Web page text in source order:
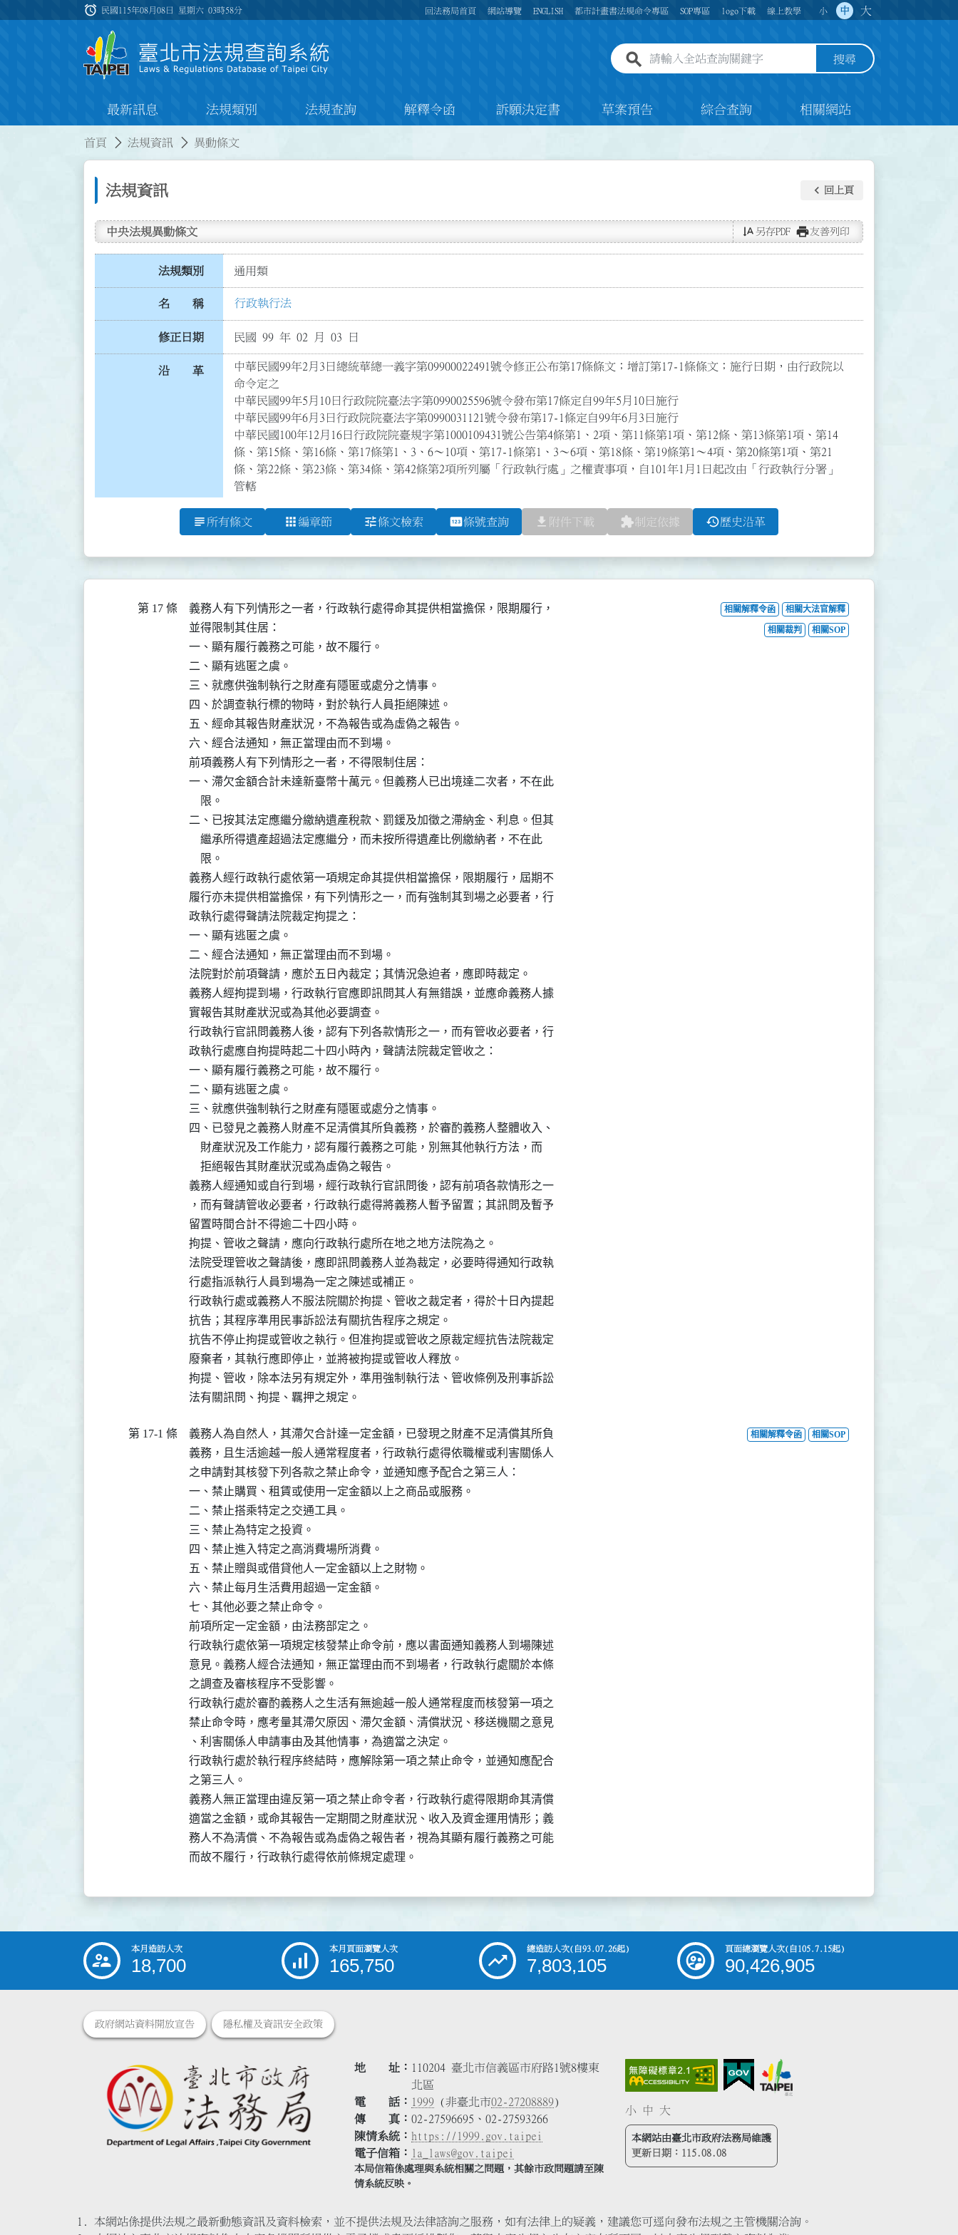
:::
alarm 民國115年08月08日 星期六03時58分 回法務局首頁 網站導覽 ENGLISH 都市計畫書法規命令專區 SOP專區 logo下載 線上教學 小 中 大
全站查詢關鍵字欄位 搜尋
最新訊息 法規類別 法規查詢 解釋令函 訴願決定書 草案預告 綜合查詢 相關網站
首頁 法規資訊 異動條文
法規資訊 keyboard_arrow_left 回上頁
中央法規異動條文 text_rotate_vertical 另存PDF print友善列印
法規類別 通用類
名 稱 行政執行法
修正日期 民國 99 年 02 月 03 日
沿 革
中華民國99年2月3日總統華總一義字第09900022491號令修正公布第17條條文；增訂第17-1條條文；施行日期，由行政院以
命令定之
中華民國99年5月10日行政院院臺法字第0990025596號令發布第17條定自99年5月10日施行
中華民國99年6月3日行政院院臺法字第0990031121號令發布第17-1條定自99年6月3日施行
中華民國100年12月16日行政院院臺規字第1000109431號公告第4條第1、2項、第11條第1項、第12條、第13條第1項、第14
條、第15條、第16條、第17條第1、3、6～10項、第17-1條第1、3～6項、第18條、第19條第1～4項、第20條第1項、第21
條、第22條、第23條、第34條、第42條第2項所列屬「行政執行處」之權責事項，自101年1月1日起改由「行政執行分署」
管轄
subject 所有條文 apps 編章節 tune條文檢索 pin條號查詢 file_download 附件下載 extension制定依據 history歷史沿革
第 17 條
義務人有下列情形之一者，行政執行處得命其提供相當擔保，限期履行，
並得限制其住居：
一、顯有履行義務之可能，故不履行。
二、顯有逃匿之虞。
三、就應供強制執行之財產有隱匿或處分之情事。
四、於調查執行標的物時，對於執行人員拒絕陳述。
五、經命其報告財產狀況，不為報告或為虛偽之報告。
六、經合法通知，無正當理由而不到場。
前項義務人有下列情形之一者，不得限制住居：
一、滯欠金額合計未達新臺幣十萬元。但義務人已出境達二次者，不在此
    限。
二、已按其法定應繼分繳納遺產稅款、罰鍰及加徵之滯納金、利息。但其
    繼承所得遺產超過法定應繼分，而未按所得遺產比例繳納者，不在此
    限。
義務人經行政執行處依第一項規定命其提供相當擔保，限期履行，屆期不
履行亦未提供相當擔保，有下列情形之一，而有強制其到場之必要者，行
政執行處得聲請法院裁定拘提之：
一、顯有逃匿之虞。
二、經合法通知，無正當理由而不到場。
法院對於前項聲請，應於五日內裁定；其情況急迫者，應即時裁定。
義務人經拘提到場，行政執行官應即訊問其人有無錯誤，並應命義務人據
實報告其財產狀況或為其他必要調查。
行政執行官訊問義務人後，認有下列各款情形之一，而有管收必要者，行
政執行處應自拘提時起二十四小時內，聲請法院裁定管收之：
一、顯有履行義務之可能，故不履行。
二、顯有逃匿之虞。
三、就應供強制執行之財產有隱匿或處分之情事。
四、已發見之義務人財產不足清償其所負義務，於審酌義務人整體收入、
    財產狀況及工作能力，認有履行義務之可能，別無其他執行方法，而
    拒絕報告其財產狀況或為虛偽之報告。
義務人經通知或自行到場，經行政執行官訊問後，認有前項各款情形之一
，而有聲請管收必要者，行政執行處得將義務人暫予留置；其訊問及暫予
留置時間合計不得逾二十四小時。
拘提、管收之聲請，應向行政執行處所在地之地方法院為之。
法院受理管收之聲請後，應即訊問義務人並為裁定，必要時得通知行政執
行處指派執行人員到場為一定之陳述或補正。
行政執行處或義務人不服法院關於拘提、管收之裁定者，得於十日內提起
抗告；其程序準用民事訴訟法有關抗告程序之規定。
抗告不停止拘提或管收之執行。但准拘提或管收之原裁定經抗告法院裁定
廢棄者，其執行應即停止，並將被拘提或管收人釋放。
拘提、管收，除本法另有規定外，準用強制執行法、管收條例及刑事訴訟
法有關訊問、拘提、羈押之規定。
相關解釋令函 相關大法官解釋
相關裁判 相關SOP
第 17-1 條
義務人為自然人，其滯欠合計達一定金額，已發現之財產不足清償其所負
義務，且生活逾越一般人通常程度者，行政執行處得依職權或利害關係人
之申請對其核發下列各款之禁止命令，並通知應予配合之第三人：
一、禁止購買、租賃或使用一定金額以上之商品或服務。
二、禁止搭乘特定之交通工具。
三、禁止為特定之投資。
四、禁止進入特定之高消費場所消費。
五、禁止贈與或借貸他人一定金額以上之財物。
六、禁止每月生活費用超過一定金額。
七、其他必要之禁止命令。
前項所定一定金額，由法務部定之。
行政執行處依第一項規定核發禁止命令前，應以書面通知義務人到場陳述
意見。義務人經合法通知，無正當理由而不到場者，行政執行處關於本條
之調查及審核程序不受影響。
行政執行處於審酌義務人之生活有無逾越一般人通常程度而核發第一項之
禁止命令時，應考量其滯欠原因、滯欠金額、清償狀況、移送機關之意見
、利害關係人申請事由及其他情事，為適當之決定。
行政執行處於執行程序終結時，應解除第一項之禁止命令，並通知應配合
之第三人。
義務人無正當理由違反第一項之禁止命令者，行政執行處得限期命其清償
適當之金額，或命其報告一定期間之財產狀況、收入及資金運用情形；義
務人不為清償、不為報告或為虛偽之報告者，視為其顯有履行義務之可能
而故不履行，行政執行處得依前條規定處理。
相關解釋令函 相關SOP
::: 本月造訪人次
18,700
本月頁面瀏覽人次
165,750
總造訪人次(自93.07.26起)
7,803,105
頁面總瀏覽人次(自105.7.15起)
90,426,905
政府網站資料開放宣告 隱私權及資訊安全政策
地 址
110204 臺北市信義區市府路1號8樓東
北區
電 話
1999 (非臺北市02-27208889)
傳 真
02-27596695、02-27593266
陳情系統
https://1999.gov.taipei
電子信箱
la_laws@gov.taipei
本局信箱係處理與系統相關之問題，其餘市政問題請至陳
情系統反映。
小 中 大
本網站由臺北市政府法務局維護
更新日期： 115.08.08
本網站係提供法規之最新動態資訊及資料檢索，並不提供法規及法律諮詢之服務，如有法律上的疑義，建議您可逕向發布法規之主管機關洽詢。